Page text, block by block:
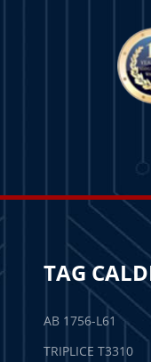
TAG
AB 1756-L61
TRIPLICE T3310